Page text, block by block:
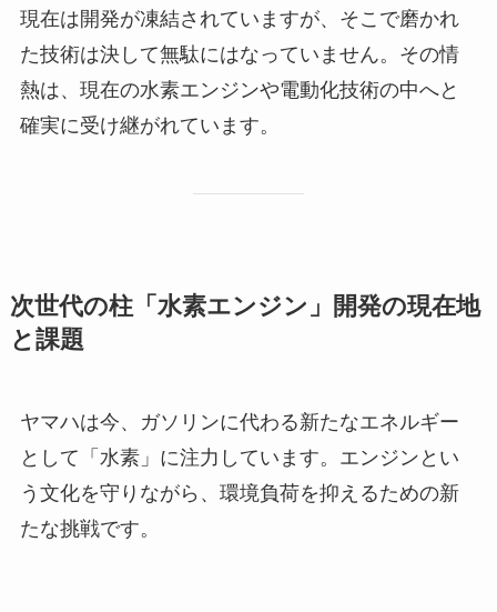
現在は開発が凍結されていますが、そこで磨かれ
た技術は決して無駄にはなっていません。その情
熱は、現在の水素エンジンや電動化技術の中へと
確実に受け継がれています。
次世代の柱「水素エンジン」開発の現在地
と課題
ヤマハは今、ガソリンに代わる新たなエネルギー
として「水素」に注力しています。エンジンとい
う文化を守りながら、環境負荷を抑えるための新
たな挑戦です。